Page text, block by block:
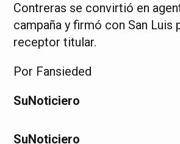
Contreras se convirtió en
campaña y firmó con San Luis
receptor titular.
Por Fansieded
SuNoticiero
SuNoticiero